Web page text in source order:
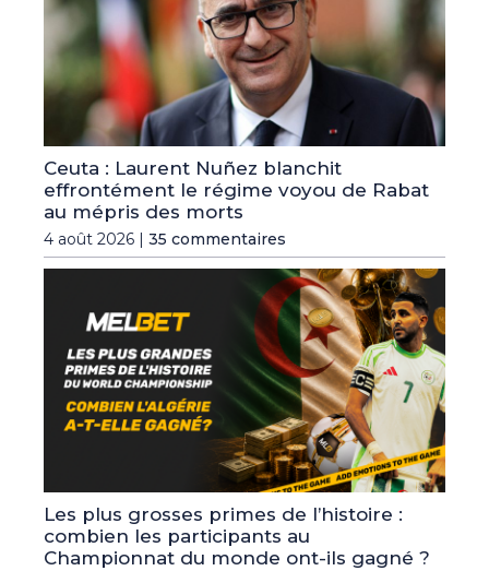
Ceuta : Laurent Nuñez blanchit
effrontément le régime voyou de Rabat
au mépris des morts
4 août 2026 | 35 commentaires
Les plus grosses primes de l’histoire :
combien les participants au
Championnat du monde ont-ils gagné ?